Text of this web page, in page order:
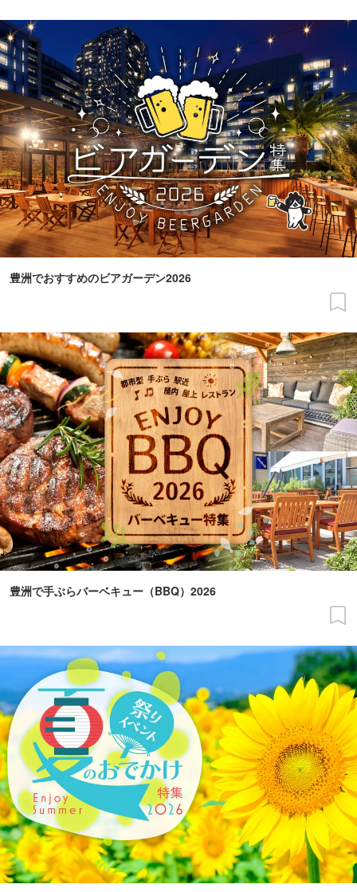
豊洲でおすすめのビアガーデン2026
豊洲で手ぶらバーベキュー（BBQ）2026